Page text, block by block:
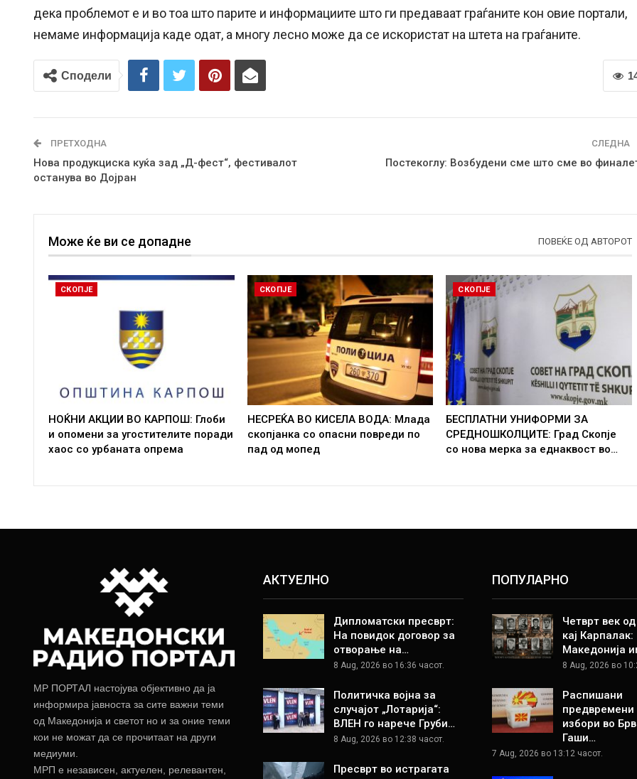
дека проблемот е и во тоа што парите и информациите што ги предаваат граѓаните кон овие портали,
немаме информација каде одат, а многу лесно може да се искористат на штета на граѓаните.
Сподели
ПРЕТХОДНА
Нова продукциска куќа зад „Д-фест“, фестивалот
останува во Дојран
СЛЕДНА
Постекоглу: Возбудени сме што сме во
Може ќе ви се допадне ПОВЕЌЕ ОД АВТОРОТ
СКОПЈЕ
НОЌНИ АКЦИИ ВО КАРПОШ: Глоби
и опомени за угостителите поради
хаос со урбаната опрема
СКОПЈЕ
НЕСРЕЌА ВО КИСЕЛА ВОДА: Млада
скопјанка со опасни повреди по
пад од мопед
СКОПЈЕ
БЕСПЛАТНИ УНИФОРМИ ЗА
СРЕДНОШКОЛЦИТЕ: Град Скопје
со нова мерка за еднаквост во…
МР ПОРТАЛ настојува објективно да ја
информира јавноста за сите важни теми
од Македонија и светот но и за оние теми
кои не можат да се прочитаат на други
медиуми.
МРП е независен, актуелен, релевантен,
АКТУЕЛНО
Дипломатски пресврт:
На повидок договор за
отворање на…
8 Aug, 2026 во 16:36 часот.
Политичка војна за
случајот „Лотарија“:
ВЛЕН го нарече Груби…
8 Aug, 2026 во 12:38 часот.
Пресврт во истрагата
ПОПУЛАРНО
Четврт век
кај Карпалак:
Македонија
8 Aug, 2026 во
Распишани
предвремени
избори во
Гаши…
7 Aug, 2026 во 13:12 часот.